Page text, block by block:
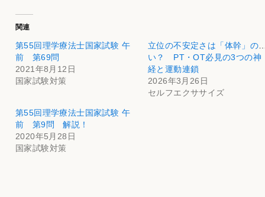
関連
第55回理学療法士国家試験 午
前 第69問
2021年8月12日
国家試験対策
立位の不安定さは「体幹」の
い？ PT・OT必見の3つの神
経と運動連鎖
2026年3月26日
セルフエクササイズ
第55回理学療法士国家試験 午
前 第9問 解説！
2020年5月28日
国家試験対策